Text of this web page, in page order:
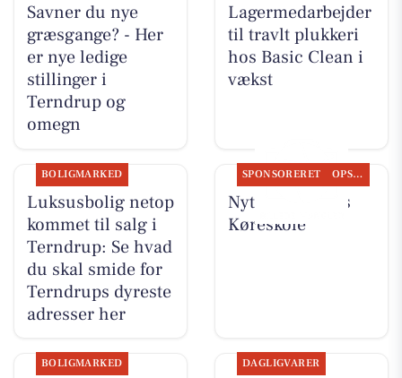
Savner du nye
græsgange? - Her
er nye ledige
stillinger i
Terndrup og
omegn
Lagermedarbejder
til travlt plukkeri
hos Basic Clean i
vækst
BOLIGMARKED
Luksusbolig netop
kommet til salg i
Terndrup: Se hvad
du skal smide for
Terndrups dyreste
adresser her
SPONSORERET OPSLAGSTAVLEN
Nyt fra Kudahls
Køreskole
BOLIGMARKED DAGLIGVARER